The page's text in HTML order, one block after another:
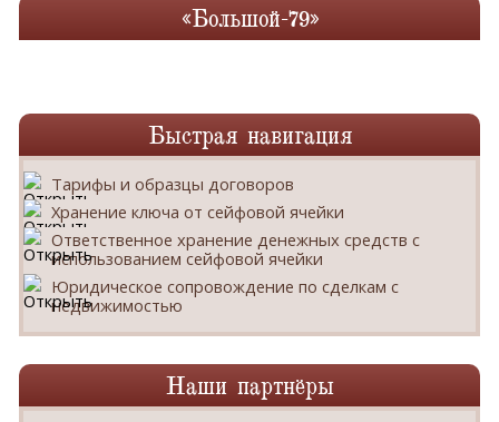
«Большой-79»
Быстрая навигация
Тарифы и образцы договоров
Хранение ключа от сейфовой ячейки
Ответственное хранение денежных средств с
использованием сейфовой ячейки
Юридическое сопровождение по сделкам с
недвижимостью
Наши партнёры